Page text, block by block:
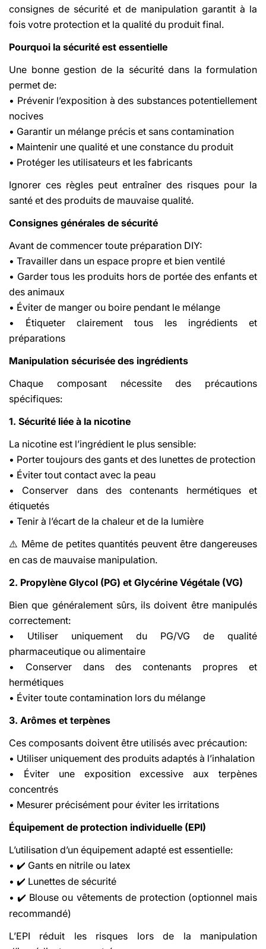
consignes de sécurité et de manipulation garantit à la
fois votre protection et la qualité du produit final.
Pourquoi la sécurité est essentielle
Une bonne gestion de la sécurité dans la formulation
permet de:
• Prévenir l’exposition à des substances potentiellement
nocives
• Garantir un mélange précis et sans contamination
• Maintenir une qualité et une constance du produit
• Protéger les utilisateurs et les fabricants
Ignorer ces règles peut entraîner des risques pour la
santé et des produits de mauvaise qualité.
Consignes générales de sécurité
Avant de commencer toute préparation DIY:
• Travailler dans un espace propre et bien ventilé
• Garder tous les produits hors de portée des enfants et
des animaux
• Éviter de manger ou boire pendant le mélange
• Étiqueter clairement tous les ingrédients et
préparations
Manipulation sécurisée des ingrédients
Chaque composant nécessite des précautions
spécifiques:
1. Sécurité liée à la nicotine
La nicotine est l’ingrédient le plus sensible:
• Porter toujours des gants et des lunettes de protection
• Éviter tout contact avec la peau
• Conserver dans des contenants hermétiques et
étiquetés
• Tenir à l’écart de la chaleur et de la lumière
⚠️ Même de petites quantités peuvent être dangereuses
en cas de mauvaise manipulation.
2. Propylène Glycol (PG) et Glycérine Végétale (VG)
Bien que généralement sûrs, ils doivent être manipulés
correctement:
• Utiliser uniquement du PG/VG de qualité
pharmaceutique ou alimentaire
• Conserver dans des contenants propres et
hermétiques
• Éviter toute contamination lors du mélange
3. Arômes et terpènes
Ces composants doivent être utilisés avec précaution:
• Utiliser uniquement des produits adaptés à l’inhalation
• Éviter une exposition excessive aux terpènes
concentrés
• Mesurer précisément pour éviter les irritations
Équipement de protection individuelle (EPI)
L’utilisation d’un équipement adapté est essentielle:
• ✔️ Gants en nitrile ou latex
• ✔️ Lunettes de sécurité
•✔️ Blouse ou vêtements de protection (optionnel mais
recommandé)
L’EPI réduit les risques lors de la manipulation